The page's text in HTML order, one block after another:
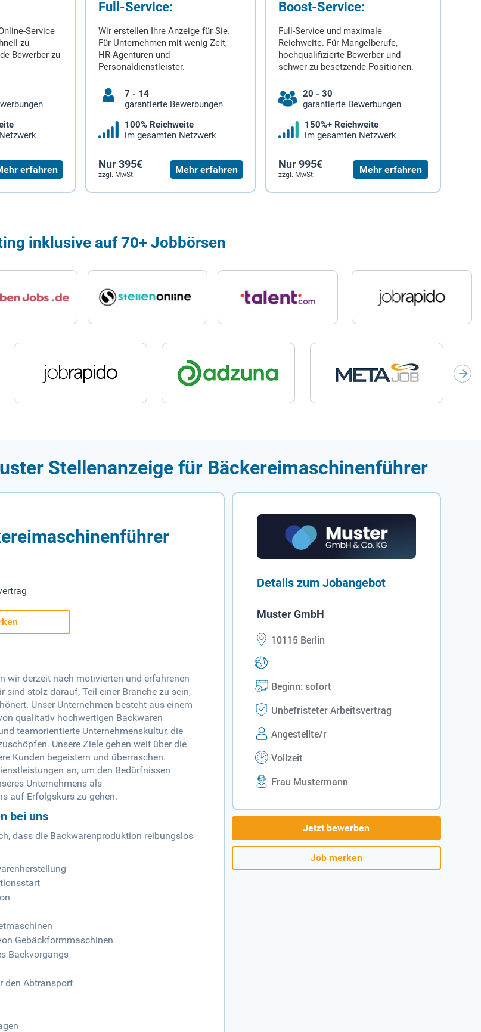
Service
zu
Bewerber zu
erfahren
Full-Service:
Wir erstellen Ihre Anzeige für Sie.
Für Unternehmen mit wenig Zeit,
HR-Agenturen und
Personaldienstleister.
7 - 14
garantierte Bewerbungen
100% Reichweite
im gesamten Netzwerk
Nur 395€
zzgl. MwSt. Mehr erfahren
Boost-Service:
Full-Service und maximale
Reichweite. Für Mangelberufe,
hochqualifizierte Bewerber und
schwer zu besetzende Positionen.
20 - 30
garantierte Bewerbungen
150%+ Reichweite
im gesamten Netzwerk
Nur 995€
zzgl. MwSt. Mehr erfahren
inklusive auf 70+ Jobbörsen
Stellenanzeige für Bäckereimaschinenführer
wir derzeit nach motivierten und erfahrenen
sind stolz darauf, Teil einer Branche zu sein,
Unser Unternehmen besteht aus einem
qualitativ hochwertigen Backwaren
teamorientierte Unternehmenskultur, die
Unsere Ziele gehen weit über die
Kunden begeistern und überraschen.
an, um den Bedürfnissen
Unternehmens als
auf Erfolgskurs zu gehen.
bei uns
dass die Backwarenproduktion reibungslos
Gebäckformmaschinen
Backvorgangs
den Abtransport
Details zum Jobangebot
Muster GmbH
10115 Berlin
Beginn: sofort
Unbefristeter Arbeitsvertrag
Angestellte/r
Vollzeit
Frau Mustermann
Jetzt bewerben
Job merken